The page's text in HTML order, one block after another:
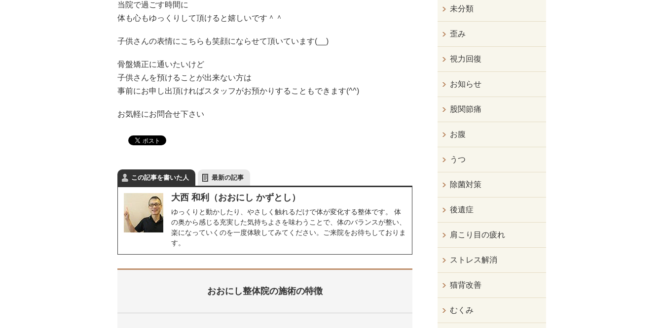
当院で過ごす時間に
体も心もゆっくりして頂けると嬉しいです＾＾
子供さんの表情にこちらも笑顔にならせて頂いています(__)
骨盤矯正に通いたいけど
子供さんを預けることが出来ない方は
事前にお申し出頂ければスタッフがお預かりすることもできます(^^)
お気軽にお問合せ下さい
この記事を書いた人 最新の記事
大西 和利（おおにし かずとし）
ゆっくりと動かしたり、やさしく触れるだけで体が変化する整体です。 体
の奥から感じる充実した気持ちよさを味わうことで、体のバランスが整い、
楽になっていくのを一度体験してみてください。ご来院をお待ちしておりま
す。
おおにし整体院の施術の特徴
未分類
歪み
視力回復
お知らせ
股関節痛
お腹
うつ
除菌対策
後遺症
肩こり目の疲れ
ストレス解消
猫背改善
むくみ